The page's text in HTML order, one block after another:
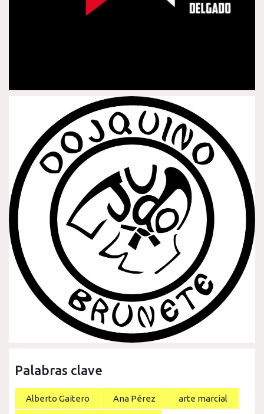
Palabras clave
Alberto Gaitero Ana Pérez arte marcial